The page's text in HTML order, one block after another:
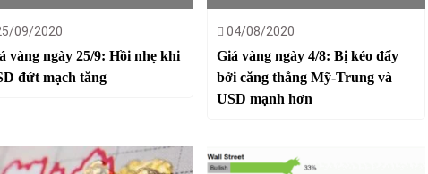
09/2020
vàng ngày 25/9: Hồi nhẹ khi
đứt mạch tăng
04/08/2020
Giá vàng ngày 4/8: Bị kéo đẩy
bởi căng thẳng Mỹ-Trung và
USD mạnh hơn